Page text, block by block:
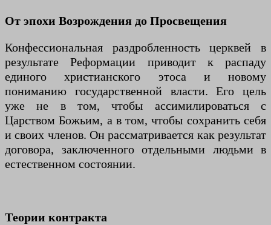
От эпохи Возрождения до Просвещения
Конфессиональная раздробленность церквей в
результате Реформации приводит к распаду
единого христианского этоса и новому
пониманию государственной власти. Его цель
уже не в том, чтобы ассимилироваться с
Царством Божьим, а в том, чтобы сохранить себя
и своих членов. Он рассматривается как результат
договора, заключенного отдельными людьми в
естественном состоянии.
Tеории контракта